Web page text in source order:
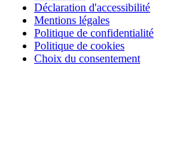
Déclaration d'accessibilité
Mentions légales
Politique de confidentialité
Politique de cookies
Choix du consentement